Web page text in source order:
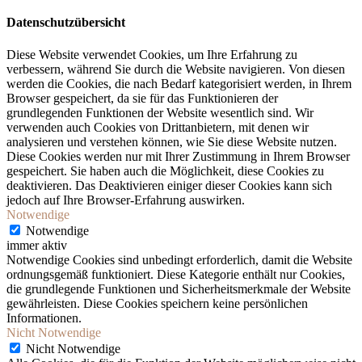
Datenschutzübersicht
Diese Website verwendet Cookies, um Ihre Erfahrung zu
verbessern, während Sie durch die Website navigieren. Von diesen
werden die Cookies, die nach Bedarf kategorisiert werden, in Ihrem
Browser gespeichert, da sie für das Funktionieren der
grundlegenden Funktionen der Website wesentlich sind. Wir
verwenden auch Cookies von Drittanbietern, mit denen wir
analysieren und verstehen können, wie Sie diese Website nutzen.
Diese Cookies werden nur mit Ihrer Zustimmung in Ihrem Browser
gespeichert. Sie haben auch die Möglichkeit, diese Cookies zu
deaktivieren. Das Deaktivieren einiger dieser Cookies kann sich
jedoch auf Ihre Browser-Erfahrung auswirken.
Notwendige
Notwendige
immer aktiv
Notwendige Cookies sind unbedingt erforderlich, damit die Website
ordnungsgemäß funktioniert. Diese Kategorie enthält nur Cookies,
die grundlegende Funktionen und Sicherheitsmerkmale der Website
gewährleisten. Diese Cookies speichern keine persönlichen
Informationen.
Nicht Notwendige
Nicht Notwendige